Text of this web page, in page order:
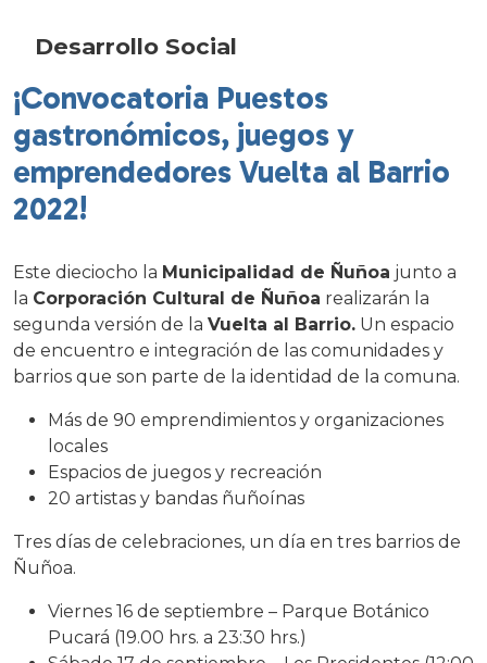
Desarrollo Social
¡Convocatoria Puestos
gastronómicos, juegos y
emprendedores Vuelta al Barrio
2022!
Este dieciocho la Municipalidad de Ñuñoa junto a
la Corporación Cultural de Ñuñoa realizarán la
segunda versión de la Vuelta al Barrio. Un espacio
de encuentro e integración de las comunidades y
barrios que son parte de la identidad de la comuna.
Más de 90 emprendimientos y organizaciones
locales
Espacios de juegos y recreación
20 artistas y bandas ñuñoínas
Tres días de celebraciones, un día en tres barrios de
Ñuñoa.
Viernes 16 de septiembre – Parque Botánico
Pucará (19.00 hrs. a 23:30 hrs.)